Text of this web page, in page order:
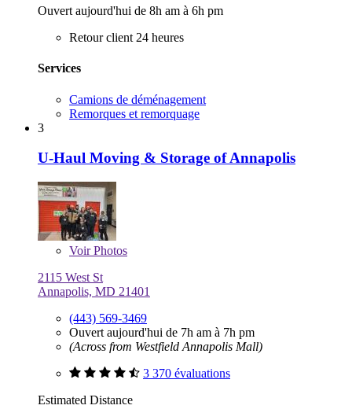
Ouvert aujourd'hui de 8h am à 6h pm
Retour client 24 heures
Services
Camions de déménagement
Remorques et remorquage
3
U-Haul Moving & Storage of Annapolis
VoirPhotos
2115 West St
Annapolis, MD 21401
(443) 569-3469
Ouvert aujourd'hui de 7h am à 7h pm
(Across from Westfield Annapolis Mall)
3 370 évaluations
Estimated Distance